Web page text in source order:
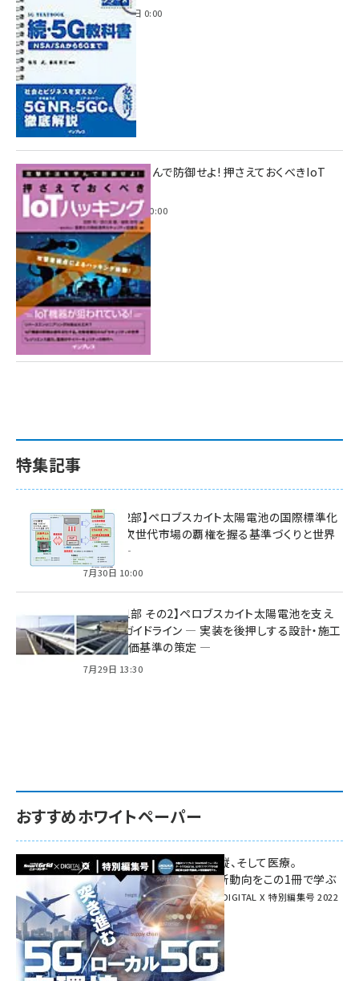
2023年4月3日 0:00
攻撃手法を学んで防御せよ! 押さえておくべきIoT
ハッキング
2022年6月14日 0:00
特集記事
特集【第2部】ペロブスカイト太陽電池の国際標準化
戦略 ― 次世代市場の覇権を握る基準づくりと世界
の動向 ―
7月30日 10:00
特集【第1部 その2】ペロブスカイト太陽電池を支え
る2つのガイドライン ― 実装を後押しする設計・施工
方針と評価基準の策定 ―
7月29日 13:30
おすすめホワイトペーパー
環境対策、建機の遠隔操縦、そして医療。
次世代通信規格「5G」最新動向をこの1冊で学ぶ
SmartGrid ニューズレター × DIGITAL X 特別編集号 2022
Summer